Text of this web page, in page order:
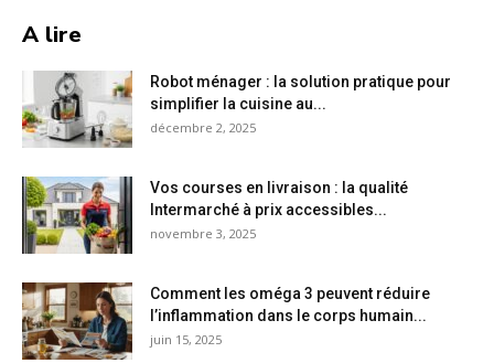
A lire
Robot ménager : la solution pratique pour
simplifier la cuisine au...
décembre 2, 2025
Vos courses en livraison : la qualité
Intermarché à prix accessibles...
novembre 3, 2025
Comment les oméga 3 peuvent réduire
l’inflammation dans le corps humain...
juin 15, 2025